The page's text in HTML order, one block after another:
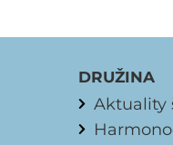
DRUŽINA
Aktuality